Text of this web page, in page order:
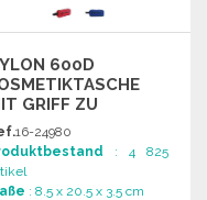
600D
GRIFF ZU
16-24980
: 4 825
: 8.5 x 20.5 x 3.5 cm